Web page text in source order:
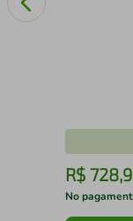
R$ 728,
No